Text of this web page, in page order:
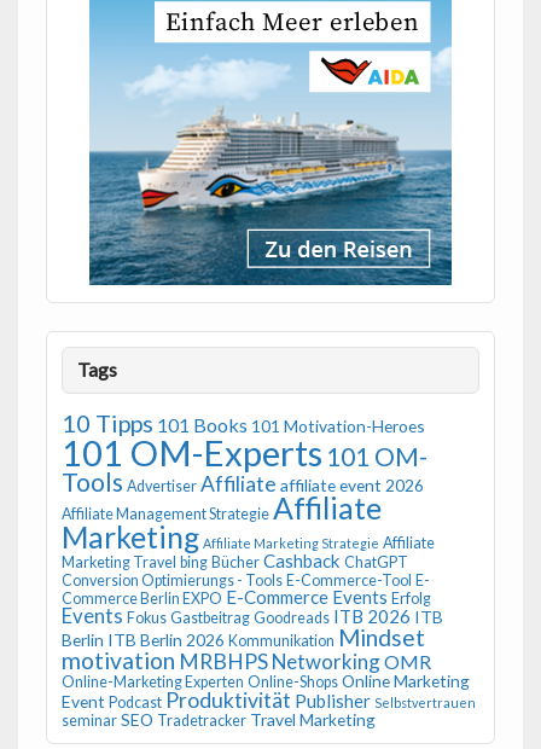
Tags
10 Tipps 101 Books 101 Motivation-Heroes
101 OM-Experts 101 OM-
Tools Advertiser Affiliate affiliate event 2026
Affiliate Management Strategie Affiliate
Marketing Affiliate Marketing Strategie Affiliate
Marketing Travel bing Bücher Cashback ChatGPT
Conversion Optimierungs - Tools E-Commerce-Tool E-
Commerce Berlin EXPO E-Commerce Events Erfolg
Events Fokus Gastbeitrag Goodreads ITB 2026 ITB
Berlin ITB Berlin 2026 Kommunikation Mindset
motivation MRBHPSNetworkingOMR
Online-Marketing Experten Online-Shops Online Marketing
Event Podcast Produktivität Publisher Selbstvertrauen
seminar SEO Tradetracker Travel Marketing